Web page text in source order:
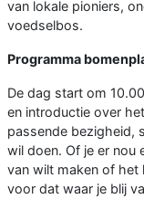
van lokale pioniers,
voedselbos.
Programma
De dag start om
en introductie over
passende bezigheid,
wil doen. Of je er nou
van wilt maken of het
voor dat waar je blij